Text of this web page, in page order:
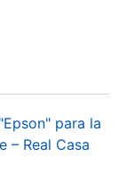
para la
– Real Casa